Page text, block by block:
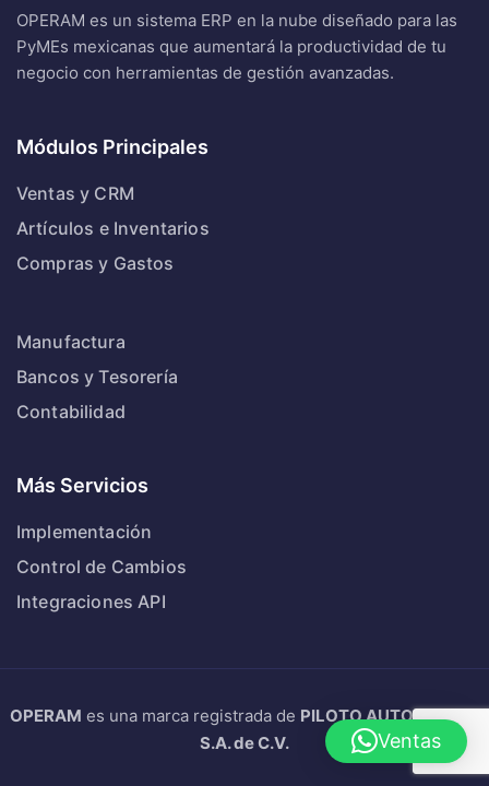
OPERAM es un sistema ERP en la nube diseñado para las
PyMEs mexicanas que aumentará la productividad de tu
negocio con herramientas de gestión avanzadas.
Módulos Principales
Ventas y CRM
Artículos e Inventarios
Compras y Gastos
Manufactura
Bancos y Tesorería
Contabilidad
Más Servicios
Implementación
Control de Cambios
Integraciones API
OPERAM es una marca registrada de PILOTO AUTOMATICO
S.A. de C.V.
Ventas